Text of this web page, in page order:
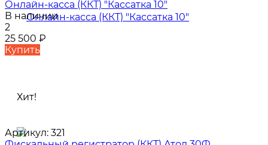
Онлайн-касса (ККТ) "Кассатка 10"
В наличии
2
25 500 ₽
Купить
Хит!
Артикул: 321